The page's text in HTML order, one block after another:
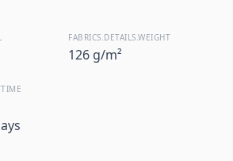
FABRICS.DETAILS.WEIGHT
126 g/m²